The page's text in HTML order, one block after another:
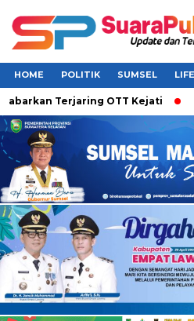
HOME POLITIK SUMSEL
Terjaring OTT Kejati